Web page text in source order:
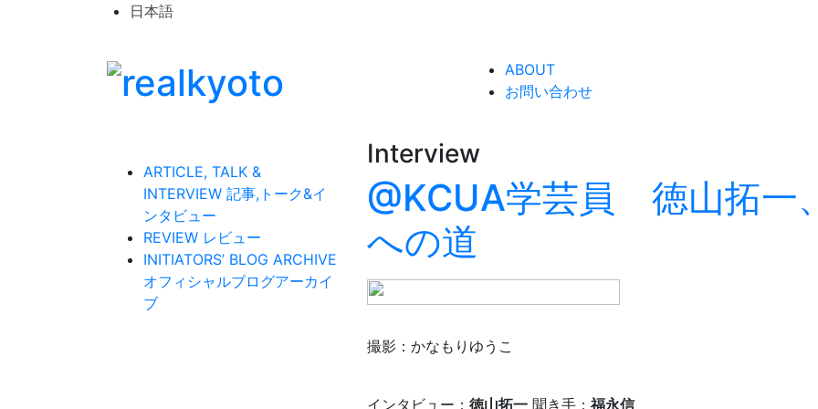
日本語
ABOUT
お問い合わせ
ARTICLE, TALK &
INTERVIEW 記事,トーク&イ
ンタビュー
REVIEW レビュー
INITIATORS’ BLOG ARCHIVE
オフィシャルブログアーカイ
ブ
Interview
@KCUA学芸員 徳山拓一
への道
撮影：かなもりゆうこ
インタビュー： 徳山拓一 聞き手： 福永信